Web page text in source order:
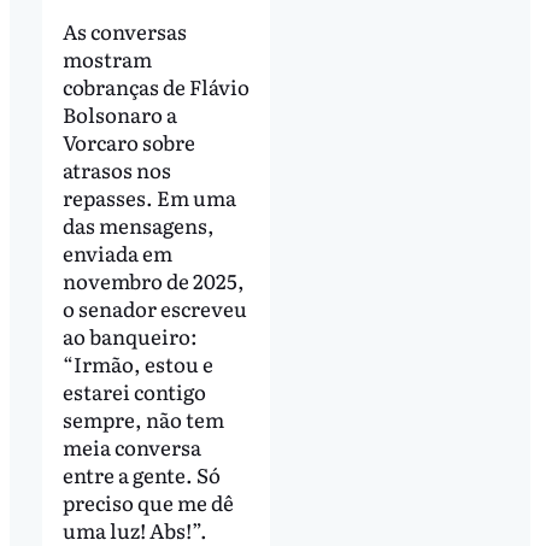
As conversas
mostram
cobranças de Flávio
Bolsonaro a
Vorcaro sobre
atrasos nos
repasses. Em uma
das mensagens,
enviada em
novembro de 2025,
o senador escreveu
ao banqueiro:
“Irmão, estou e
estarei contigo
sempre, não tem
meia conversa
entre a gente. Só
preciso que me dê
uma luz! Abs!”.